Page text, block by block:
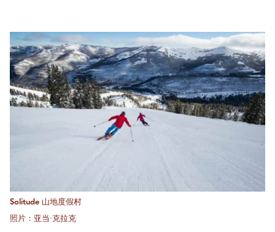
Solitude 山地度假村
照片：亚当·克拉克